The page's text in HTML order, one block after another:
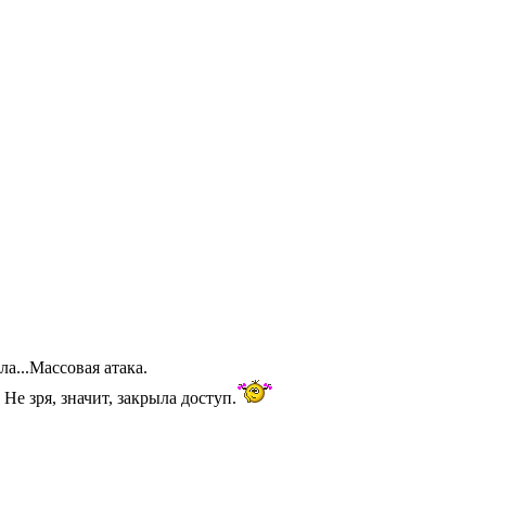
атака.
зря, значит, закрыла доступ.